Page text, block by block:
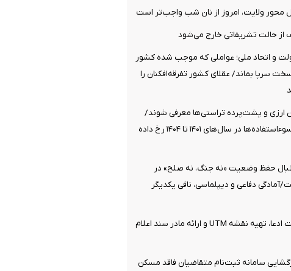
ولایت، امروز از نان شب واجب‌تر است
از حالت تشریفاتی خارج می‌شود
و اتحاد ملی؛ عواملی که موجب شده کشور
سرپا بماند/ عقلای کشور تفرقه‌افکنان را
ارزی و پشت‌پرده تراستی‌ها معرفی شوند/
بیشترین سوءاستفاده‌ها در سال‌های ۱۴۰۱ تا ۱۴۰۴ رخ داده
حفظ وضعیت «نه جنگ، نه صلح» در
دفاعی و دیپلماسی، نافی یکدیگر
جزئیات ثبت ادعا، تهیه نقشه UTM و ارائه مادر سند اعلام
سامانه ثبت‌نام متقاضیان فاقد مسکن